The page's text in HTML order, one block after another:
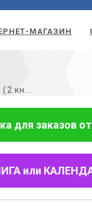
МАГАЗИН
кн...
для заказов
или